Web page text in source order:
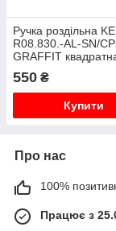
Ручка роздільна
R08.830.-AL-SN/
GRAFFIT
550 ₴
Купити
Про нас
100%
Працює з